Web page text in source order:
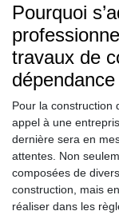
Pourquoi
travaux de
dépendance
Pour la construction
appel à une
dernière sera en
attentes. Non
composées de
construction, mais
réaliser dans les